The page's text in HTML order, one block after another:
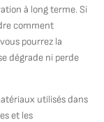
à long terme. Si
comment
pourrez la
dégrade ni perde
utilisés dans
et les